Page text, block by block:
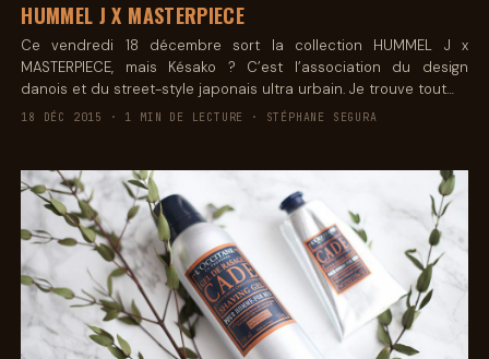
HUMMEL J X MASTERPIECE
Ce vendredi 18 décembre sort la collection HUMMEL J x
MASTERPIECE, mais Késako ? C’est l’association du design
danois et du street-style japonais ultra urbain. Je trouve tout…
18 DÉC 2015 · 1 MIN DE LECTURE · STÉPHANE SEGURA